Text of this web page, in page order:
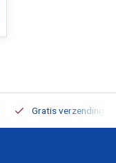
Gratis verzending